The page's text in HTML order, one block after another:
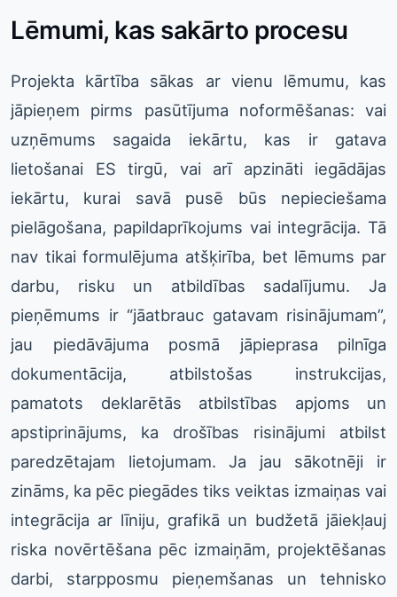
Lēmumi, kas sakārto procesu
Projekta kārtība sākas ar vienu lēmumu, kas
jāpieņem pirms pasūtījuma noformēšanas: vai
uzņēmums sagaida iekārtu, kas ir gatava
lietošanai ES tirgū, vai arī apzināti iegādājas
iekārtu, kurai savā pusē būs nepieciešama
pielāgošana, papildaprīkojums vai integrācija. Tā
nav tikai formulējuma atšķirība, bet lēmums par
darbu, risku un atbildības sadalījumu. Ja
pieņēmums ir “jāatbrauc gatavam risinājumam”,
jau piedāvājuma posmā jāpieprasa pilnīga
dokumentācija, atbilstošas instrukcijas,
pamatots deklarētās atbilstības apjoms un
apstiprinājums, ka drošības risinājumi atbilst
paredzētajam lietojumam. Ja jau sākotnēji ir
zināms, ka pēc piegādes tiks veiktas izmaiņas vai
integrācija ar līniju, grafikā un budžetā jāiekļauj
riska novērtēšana pēc izmaiņām, projektēšanas
darbi, starpposmu pieņemšanas un tehnisko